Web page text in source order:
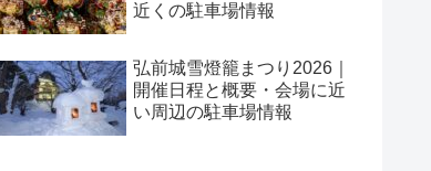
近くの駐車場情報
弘前城雪燈籠まつり2026｜
開催日程と概要・会場に近
い周辺の駐車場情報